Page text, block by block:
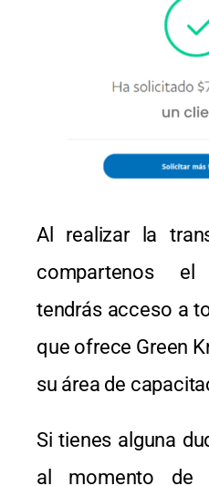
Al realizar la
compartenos
tendrás acceso a
que ofrece Green
su área de
Si tienes alguna
al momento de